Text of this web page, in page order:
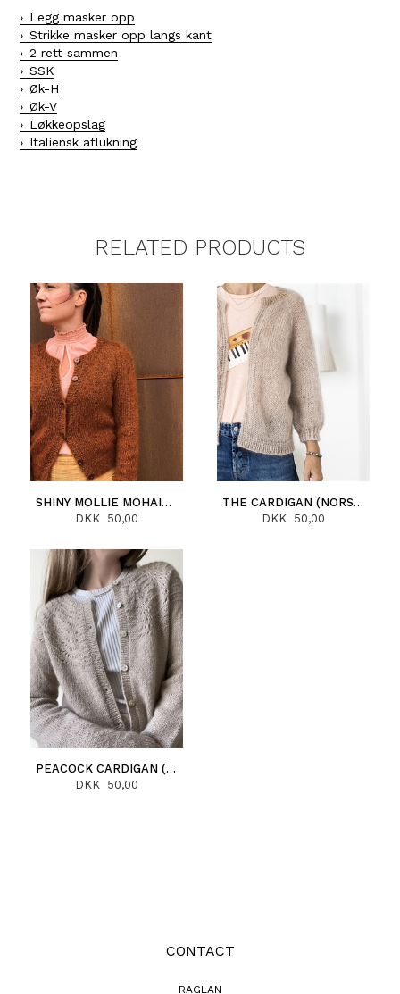
Legg masker opp
Strikke masker opp langs kant
2 rett sammen
SSK
Øk-H
Øk-V
Løkkeopslag
Italiensk aflukning
RELATED PRODUCTS
SHINY MOLLIE MOHAIR (NORSK)
DKK 50,00
THE CARDIGAN (NORSK)
DKK 50,00
PEACOCK CARDIGAN (NORSK)
DKK 50,00
CONTACT
RAGLAN